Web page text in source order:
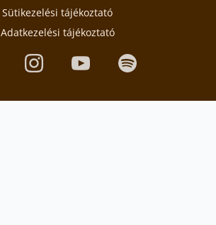
Sütikezelési tájékoztató
Adatkezelési tájékoztató